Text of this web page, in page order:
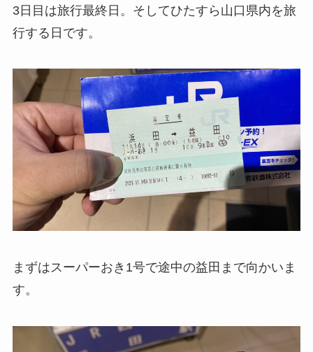
3日目は旅行最終日。そしてひたすら山口県内を旅
行する日です。
まずはスーパーおき1号で途中の益田まで向かいま
す。